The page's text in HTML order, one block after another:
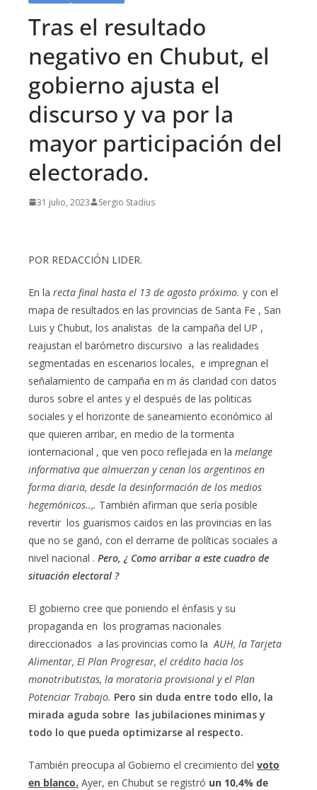
Tras el resultado
negativo en Chubut, el
gobierno ajusta el
discurso y va por la
mayor participación del
electorado.
31 julio, 2023 Sergio Stadius
POR REDACCIÓN LIDER.
En la recta final hasta el 13 de agosto próximo. y con el
mapa de resultados en las provincias de Santa Fe , San
Luis y Chubut, los analistas de la campaña del UP ,
reajustan el barómetro discursivo a las realidades
segmentadas en escenarios locales, e impregnan el
señalamiento de campaña en m ás claridad con datos
duros sobre el antes y el después de las politicas
sociales y el horizonte de saneamiento económico al
que quieren arribar, en medio de la tormenta
ionternacional , que ven poco reflejada en la melange
informativa que almuerzan y cenan los argentinos en
forma diaria, desde la desinformación de los medios
hegemónicos..,. También afirman que sería posible
revertir los guarismos caidos en las provincias en las
que no se ganó, con el derrame de políticas sociales a
nivel nacional . Pero, ¿ Como arribar a este cuadro de
situación electoral ?
El gobierno cree que poniendo el énfasis y su
propaganda en los programas nacionales
direccionados a las provincias como la AUH, la Tarjeta
Alimentar, El Plan Progresar, el crédito hacia los
monotributistas, la moratoria provisional y el Plan
Potenciar Trabajo. Pero sin duda entre todo ello, la
mirada aguda sobre las jubilaciones minimas y
todo lo que pueda optimizarse al respecto.
También preocupa al Gobierno el crecimiento del voto
en blanco. Ayer, en Chubut se registró un 10,4% de